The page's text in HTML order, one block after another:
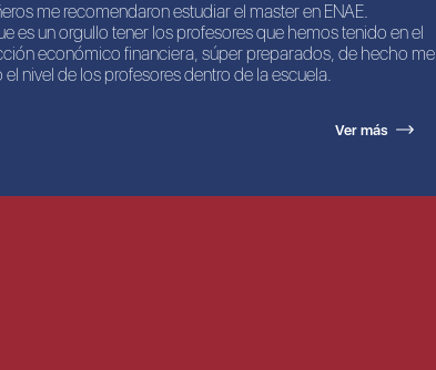
me recomendaron estudiar el master en ENAE.
es un orgullo tener los profesores que hemos tenido en el
económico financiera, súper preparados, de hecho me
nivel de los profesores dentro de la escuela.
Ver más